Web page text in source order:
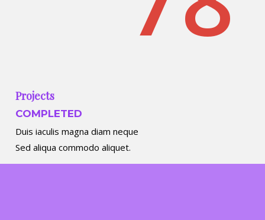
Projects
COMPLETED
Duis iaculis magna diam neque
Sed aliqua commodo aliquet.